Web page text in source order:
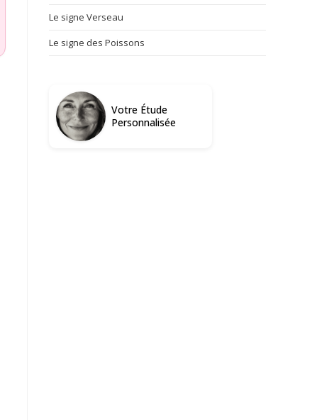
Le signe Verseau
Le signe des Poissons
Votre Étude
Personnalisée